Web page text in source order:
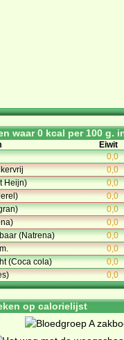
waar 0 kcal per 100 g.
Eiwit
0,0
0,0
Heijn)
0,0
0,0
0,0
0,0
(Natrena)
0,0
0,0
(Coca cola)
0,0
0,0
op calorielijst